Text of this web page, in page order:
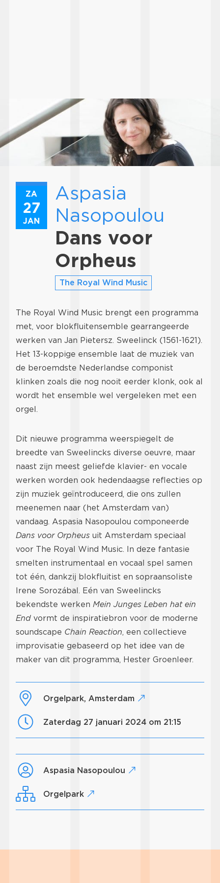
ZA
27
JAN
Aspasia
Nasopoulou
Dans voor
Orpheus
The Royal Wind Music
The Royal Wind Music brengt een programma
met, voor blokfluitensemble gearrangeerde
werken van Jan Pietersz. Sweelinck (1561-1621).
Het 13-koppige ensemble laat de muziek van
de beroemdste Nederlandse componist
klinken zoals die nog nooit eerder klonk, ook al
wordt het ensemble wel vergeleken met een
orgel.
Dit nieuwe programma weerspiegelt de
breedte van Sweelincks diverse oeuvre, maar
naast zijn meest geliefde klavier- en vocale
werken worden ook hedendaagse reflecties op
zijn muziek geïntroduceerd, die ons zullen
meenemen naar (het Amsterdam van)
vandaag. Aspasia Nasopoulou componeerde
Dans voor Orpheus uit Amsterdam speciaal
voor The Royal Wind Music. In deze fantasie
smelten instrumentaal en vocaal spel samen
tot één, dankzij blokfluitist en sopraansoliste
Irene Sorozábal. Eén van Sweelincks
bekendste werken Mein Junges Leben hat ein
End vormt de inspiratiebron voor de moderne
soundscape Chain Reaction, een collectieve
improvisatie gebaseerd op het idee van de
maker van dit programma, Hester Groenleer.
Orgelpark, Amsterdam
zaterdag 27 januari 2024 om 21:15
Aspasia Nasopoulou
Orgelpark